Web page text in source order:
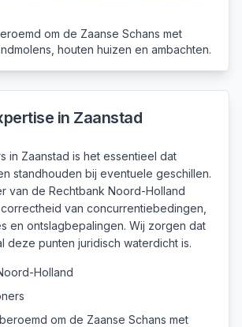
om de Zaanse Schans met
houten huizen en ambachten.
in Zaanstad
in Zaanstad is het essentieel dat
standhouden bij eventuele geschillen.
van de Rechtbank Noord-Holland
van concurrentiebedingen,
en ontslagbepalingen. Wij zorgen dat
deze punten juridisch waterdicht is.
Holland
om de Zaanse Schans met